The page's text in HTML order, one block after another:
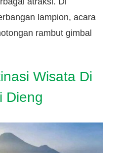
lampion, acara
rambut gimbal
Wisata Di
Dieng